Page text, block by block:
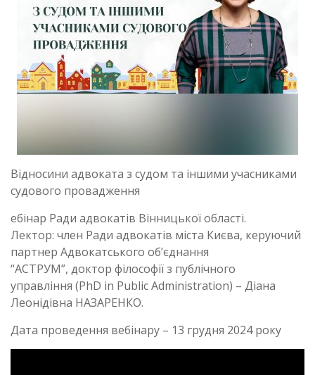
Відносини адвоката з судом та іншими учасниками
судового провадження
ебінар Ради адвокатів Вінницької області.
Лектор: член Ради адвокатів міста Києва, керуючий
партнер Адвокатського об’єднання
“АСТРУМ”, доктор філософії з публічного
управління (PhD in Public Administration) – Діана
Леонідівна НАЗАРЕНКО.
Дата проведення вебінару – 13 грудня 2024 року